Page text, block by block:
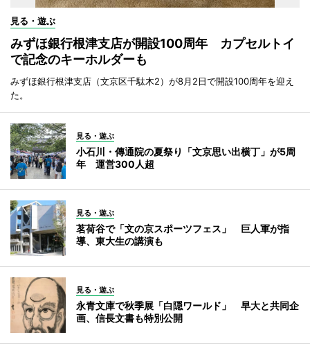
見る・遊ぶ
みずほ銀行根津支店が開設100周年 カプセルトイ
で記念のキーホルダーも
みずほ銀行根津支店（文京区千駄木2）が8月2日で開設100周年を迎え
た。
見る・遊ぶ
小石川・傳通院の夏祭り「文京思い出横丁」が5周
年 運営300人超
見る・遊ぶ
茗荷谷で「文の京スポーツフェス」 巨人軍が指
導、東大生の講演も
見る・遊ぶ
永青文庫で秋季展「白隠ワールド」 早大と共同企
画、信長文書も特別公開